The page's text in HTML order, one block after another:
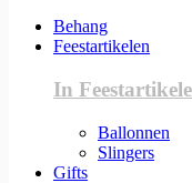
Behang
Feestartikelen
In
Ballonnen
Slingers
Gifts